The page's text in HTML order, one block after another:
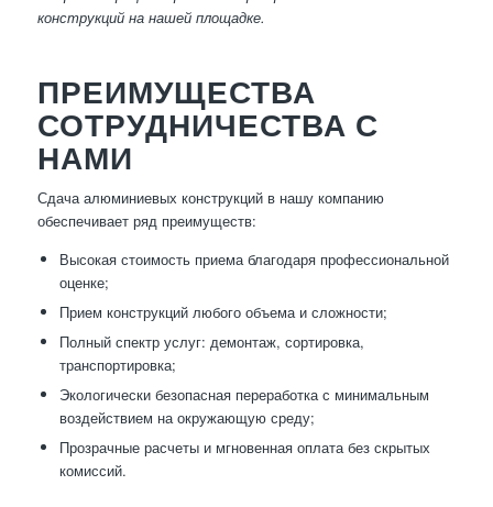
конструкций на нашей площадке.
ПРЕИМУЩЕСТВА
СОТРУДНИЧЕСТВА С
НАМИ
Сдача алюминиевых конструкций в нашу компанию
обеспечивает ряд преимуществ:
Высокая стоимость приема благодаря профессиональной
оценке;
Прием конструкций любого объема и сложности;
Полный спектр услуг: демонтаж, сортировка,
транспортировка;
Экологически безопасная переработка с минимальным
воздействием на окружающую среду;
Прозрачные расчеты и мгновенная оплата без скрытых
комиссий.